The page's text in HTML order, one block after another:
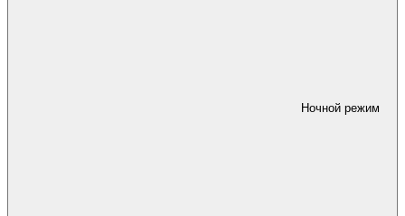
Ночной режим